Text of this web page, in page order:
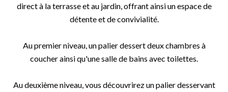
direct à la terrasse et au jardin, offrant ainsi un espace de
détente et de convivialité.
Au premier niveau, un palier dessert deux chambres à
coucher ainsi qu'une salle de bains avec toilettes.
Au deuxième niveau, vous découvrirez un palier desservant